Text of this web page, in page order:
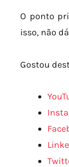
O ponto
isso, não
Gostou